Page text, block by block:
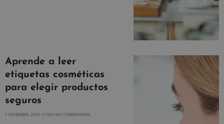
Aprende a leer
etiquetas cosméticas
para elegir productos
seguros
7 DICIEMBRE, 2025 NO HAY COMENTARIOS